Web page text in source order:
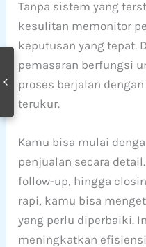
Tanpa sistem yang
kesulitan memonitor
keputusan yang tepat.
pemasaran berfungsi
proses berjalan
terukur.
Kamu bisa mulai
penjualan secara
follow-up, hingga
rapi, kamu bisa
yang perlu diperbaiki.
meningkatkan